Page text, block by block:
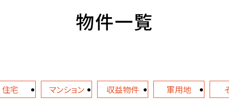
物件一覧
住宅 マンション 収益物件 軍用地